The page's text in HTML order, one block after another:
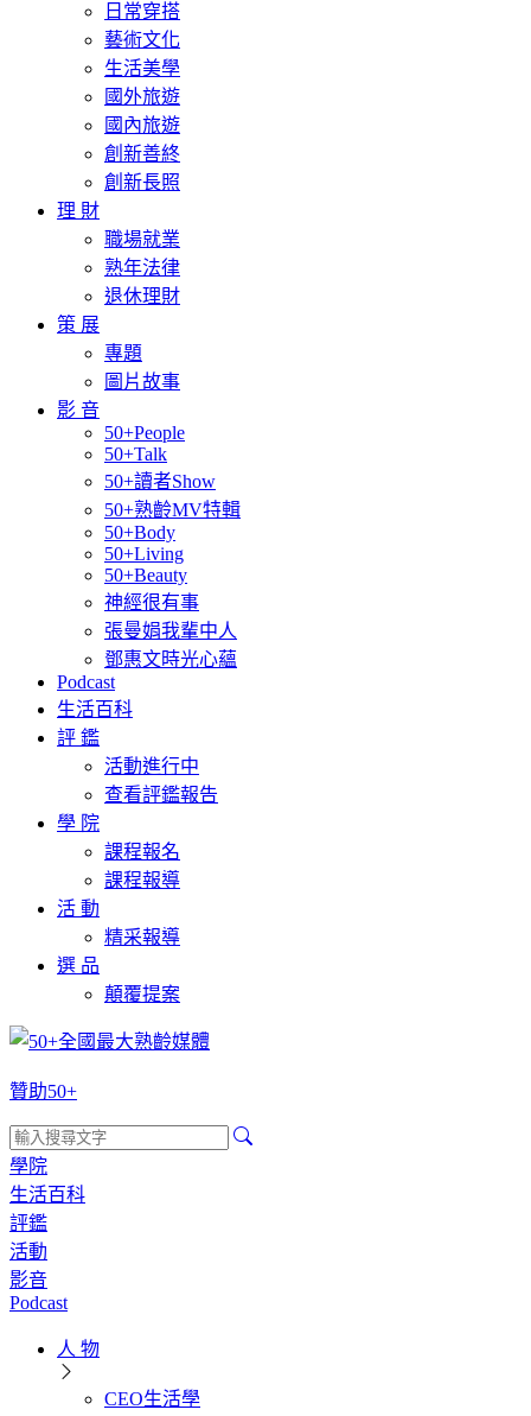
日常穿搭
藝術文化
生活美學
國外旅遊
國內旅遊
創新善終
創新長照
理 財
職場就業
熟年法律
退休理財
策 展
專題
圖片故事
影 音
50+People
50+Talk
50+讀者Show
50+熟齡MV特輯
50+Body
50+Living
50+Beauty
神經很有事
張曼娟我輩中人
鄧惠文時光心蘊
Podcast
生活百科
評 鑑
活動進行中
查看評鑑報告
學 院
課程報名
課程報導
活 動
精采報導
選 品
顛覆提案
贊助50+
學院
生活百科
評鑑
活動
影音
Podcast
人 物
CEO生活學